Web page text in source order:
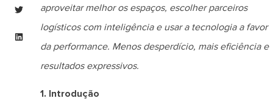
aproveitar melhor os espaços, escolher parceiros
logísticos com inteligência e usar a tecnologia a favor
da performance. Menos desperdício, mais eficiência e
resultados expressivos.
1. Introdução